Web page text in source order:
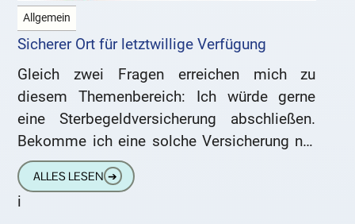
Allgemein
Sicherer Ort für letztwillige Verfügung
Gleich zwei Fragen erreichen mich zu
diesem Themenbereich: Ich würde gerne
eine Sterbegeldversicherung abschließen.
Bekomme ich eine solche Versicherung nur
bei Bestattern, oder kann ich auch direkt zu
einem Versicherer
ALLES LESEN ➔
i